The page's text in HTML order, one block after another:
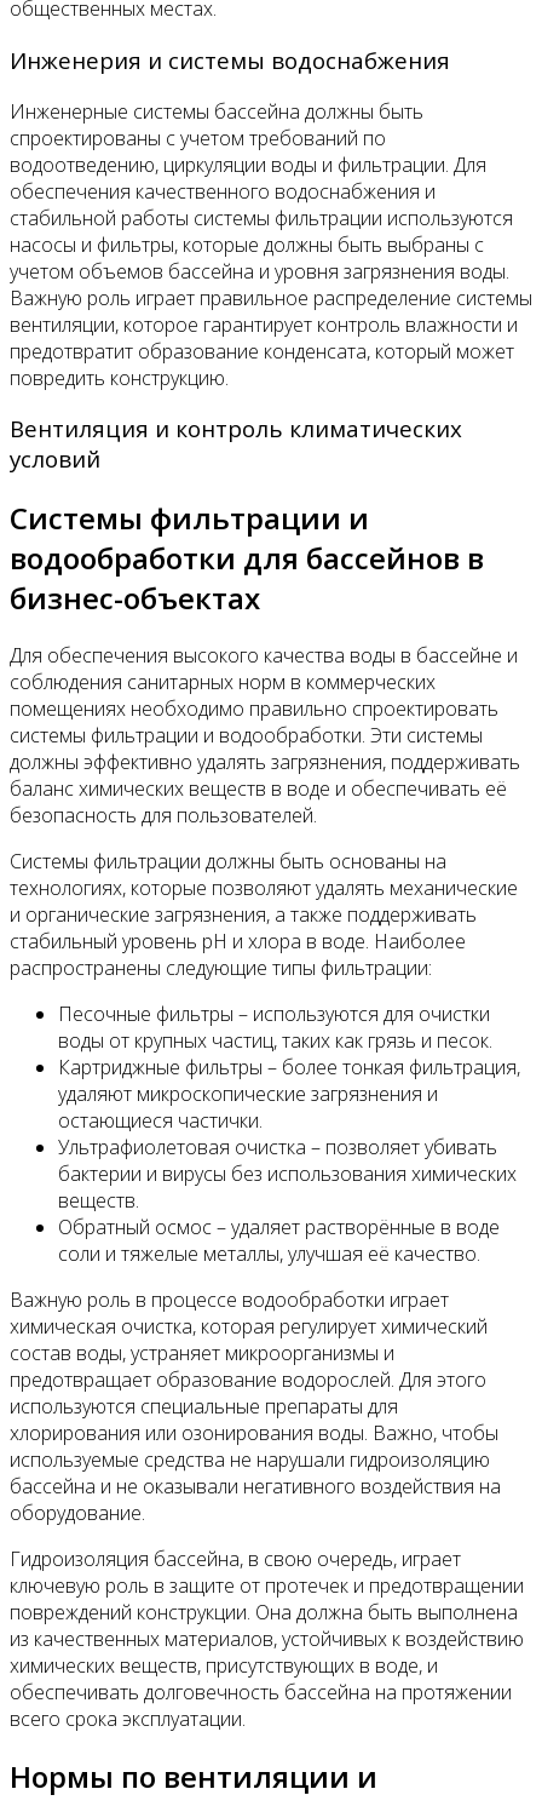
общественных местах.
Инженерия и системы водоснабжения
Инженерные системы бассейна должны быть
спроектированы с учетом требований по
водоотведению, циркуляции воды и фильтрации. Для
обеспечения качественного водоснабжения и
стабильной работы системы фильтрации используются
насосы и фильтры, которые должны быть выбраны с
учетом объемов бассейна и уровня загрязнения воды.
Важную роль играет правильное распределение системы
вентиляции, которое гарантирует контроль влажности и
предотвратит образование конденсата, который может
повредить конструкцию.
Вентиляция и контроль климатических
условий
Системы фильтрации и
водообработки для бассейнов в
бизнес-объектах
Для обеспечения высокого качества воды в бассейне и
соблюдения санитарных норм в коммерческих
помещениях необходимо правильно спроектировать
системы фильтрации и водообработки. Эти системы
должны эффективно удалять загрязнения, поддерживать
баланс химических веществ в воде и обеспечивать её
безопасность для пользователей.
Системы фильтрации должны быть основаны на
технологиях, которые позволяют удалять механические
и органические загрязнения, а также поддерживать
стабильный уровень pH и хлора в воде. Наиболее
распространены следующие типы фильтрации:
Песочные фильтры – используются для очистки
воды от крупных частиц, таких как грязь и песок.
Картриджные фильтры – более тонкая фильтрация,
удаляют микроскопические загрязнения и
остающиеся частички.
Ультрафиолетовая очистка – позволяет убивать
бактерии и вирусы без использования химических
веществ.
Обратный осмос – удаляет растворённые в воде
соли и тяжелые металлы, улучшая её качество.
Важную роль в процессе водообработки играет
химическая очистка, которая регулирует химический
состав воды, устраняет микроорганизмы и
предотвращает образование водорослей. Для этого
используются специальные препараты для
хлорирования или озонирования воды. Важно, чтобы
используемые средства не нарушали гидроизоляцию
бассейна и не оказывали негативного воздействия на
оборудование.
Гидроизоляция бассейна, в свою очередь, играет
ключевую роль в защите от протечек и предотвращении
повреждений конструкции. Она должна быть выполнена
из качественных материалов, устойчивых к воздействию
химических веществ, присутствующих в воде, и
обеспечивать долговечность бассейна на протяжении
всего срока эксплуатации.
Нормы по вентиляции и